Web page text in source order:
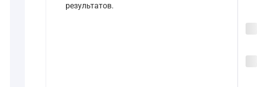
результатов.